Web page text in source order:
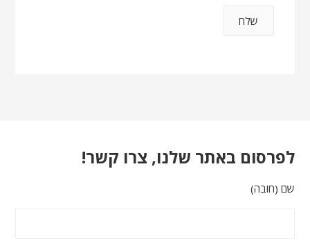
לפרסום באתר שלנו, צרו קשר!
שם (חובה)